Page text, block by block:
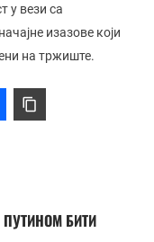
у вези са
изазове који
на тржиште.
БИТИ